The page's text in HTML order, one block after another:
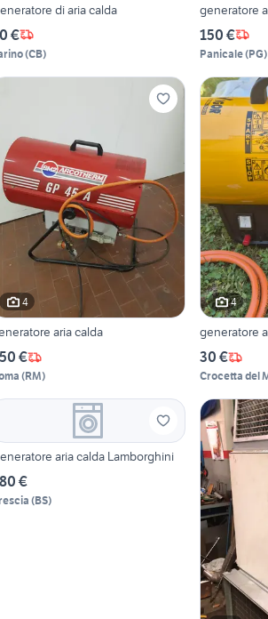
di aria calda
€
(CB)
generatore
150 €
Panicale(PG)
4
aria calda
€
(RM)
4
generatore
30 €
Crocetta del
aria calda Lamborghini
€
(BS)